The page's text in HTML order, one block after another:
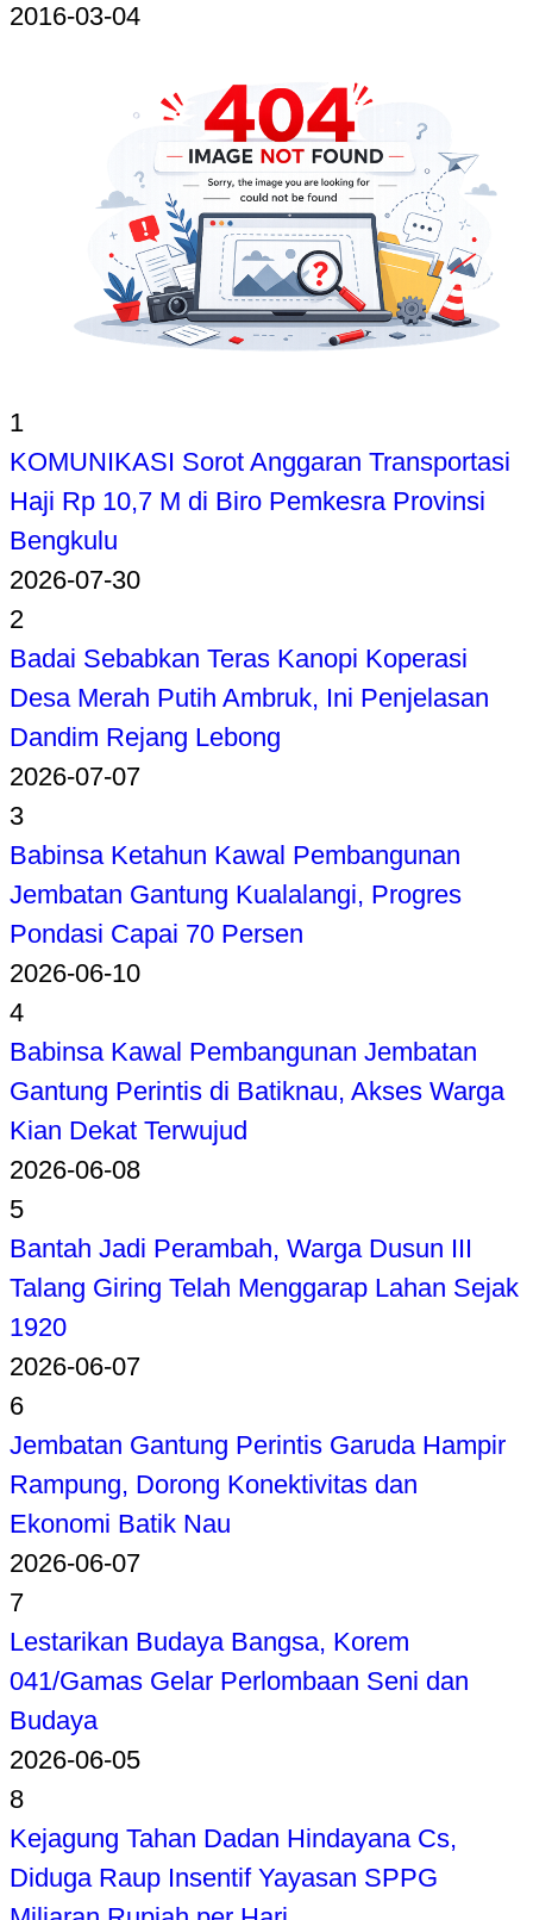
2016-03-04
1
KOMUNIKASI Sorot Anggaran Transportasi
Haji Rp 10,7 M di Biro Pemkesra Provinsi
Bengkulu
2026-07-30
2
Badai Sebabkan Teras Kanopi Koperasi
Desa Merah Putih Ambruk, Ini Penjelasan
Dandim Rejang Lebong
2026-07-07
3
Babinsa Ketahun Kawal Pembangunan
Jembatan Gantung Kualalangi, Progres
Pondasi Capai 70 Persen
2026-06-10
4
Babinsa Kawal Pembangunan Jembatan
Gantung Perintis di Batiknau, Akses Warga
Kian Dekat Terwujud
2026-06-08
5
Bantah Jadi Perambah, Warga Dusun III
Talang Giring Telah Menggarap Lahan Sejak
1920
2026-06-07
6
Jembatan Gantung Perintis Garuda Hampir
Rampung, Dorong Konektivitas dan
Ekonomi Batik Nau
2026-06-07
7
Lestarikan Budaya Bangsa, Korem
041/Gamas Gelar Perlombaan Seni dan
Budaya
2026-06-05
8
Kejagung Tahan Dadan Hindayana Cs,
Diduga Raup Insentif Yayasan SPPG